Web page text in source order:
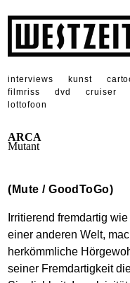
interviews kunst
filmriss
dvd cruiser
lottofoon
ARCA
Mutant
(Mute / GoodToGo)
Irritierend fremdartig
einer anderen Welt,
herkömmliche
seiner Fremdartigkeit